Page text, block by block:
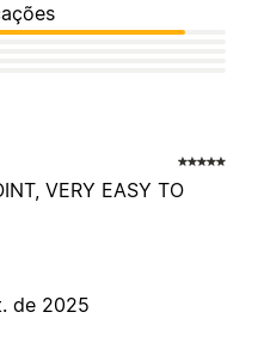
VERY EASY TO
de 2025